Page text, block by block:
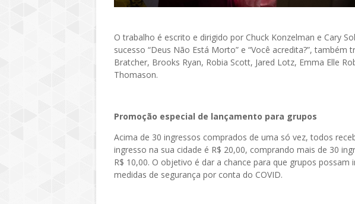
O trabalho é escrito e dirigido por Chuck Konzelman e Cary
sucesso “Deus Não Está Morto” e “Você acredita?”, também
Bratcher, Brooks Ryan, Robia Scott, Jared Lotz, Emma Elle
Thomason.
Promoção especial de lançamento para grupos
Acima de 30 ingressos comprados de uma só vez, todos
ingresso na sua cidade é R$ 20,00, comprando mais de 30
R$ 10,00. O objetivo é dar a chance para que grupos
medidas de segurança por conta do COVID.